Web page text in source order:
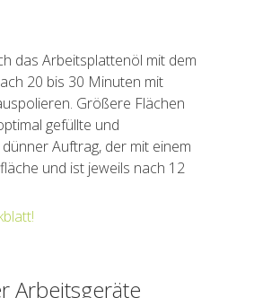
das Arbeitsplattenöl mit dem
20 bis 30 Minuten mit
Größere Flächen
gefüllte und
Auftrag, der mit einem
und ist jeweils nach 12
Arbeitsgeräte